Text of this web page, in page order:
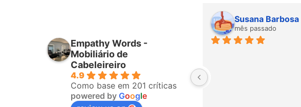
Empathy Words -
Mobiliário de
Cabeleireiro
4.9
Como base em 201 críticas
powered by Google
Sempre muito bem atendido por
todos da equipa! Já é a terceira
vez que compro com eles.
Recomendo!
Susana Barbosa
mês passado